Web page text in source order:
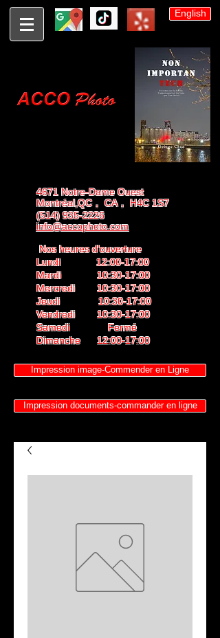
English
4671 Notre-Dame Ouest
Montréal,QC， CA， H4C 1S7
(514) 935-2226
info@accophoto.com
Nos heures d'ouverture
Lundi 12:00-17:00
Mardi 10:30-17:00
Mercredi 10:30-17:00
Jeudi 10:30-17:00
Vendredi 10:30-17:00
Samedi Fermé
Dimanche 12:00-17:00
Impression image-Commender en Ligne
Impression documents-commander en ligne